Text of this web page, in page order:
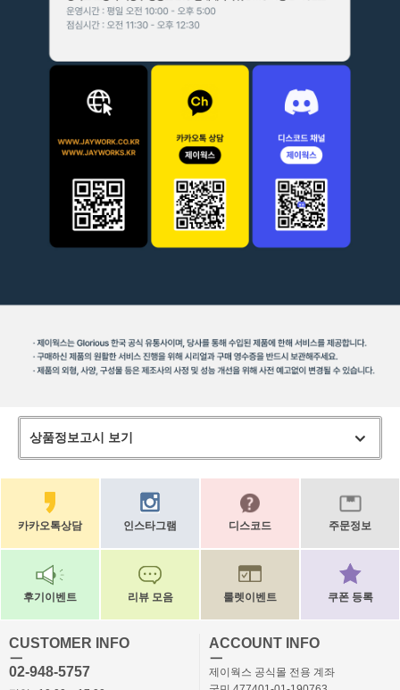
상품정보고시 보기
카카오톡상담 인스타그램 디스코드 주문정보
후기이벤트 리뷰 모음 룰렛이벤트 쿠폰 등록
CUSTOMER INFO
ㅡ
02-948-5757
ACCOUNT INFO
ㅡ
제이웍스 공식몰 전용 계좌